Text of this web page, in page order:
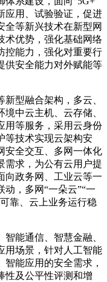
应用、试验验证，促进
全等新兴技术在新型网
术优势，强化基础网络
控能力，强化对重要行
供安全能力对外赋能等
新型融合架构，多云、
中云主机、云存储、
用等服务，采用云身份
等技术实现云架构安
安全交互、多网一体化
需求，为公有云用户提
向政务网、工业云等一
，多网“一朵云”“一
靠、云上业务运行稳
智能通信、智慧金融、
用场景，针对人工智能
能应用的安全需求，
性及公平性评测和增